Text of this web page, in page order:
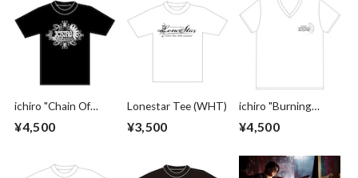
ichiro "Chain Of
¥4,500
Lonestar Tee (WHT)
¥3,500
ichiro "Burning
¥4,500